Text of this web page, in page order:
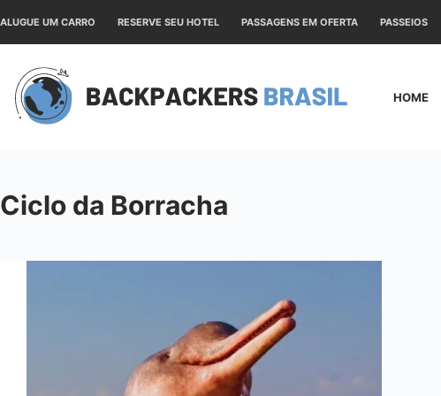
conteúdo
ALUGUE UM CARRO RESERVE SEU HOTEL PASSAGENS EM OFERTA PASSEIOS
HOME
Ciclo da Borracha